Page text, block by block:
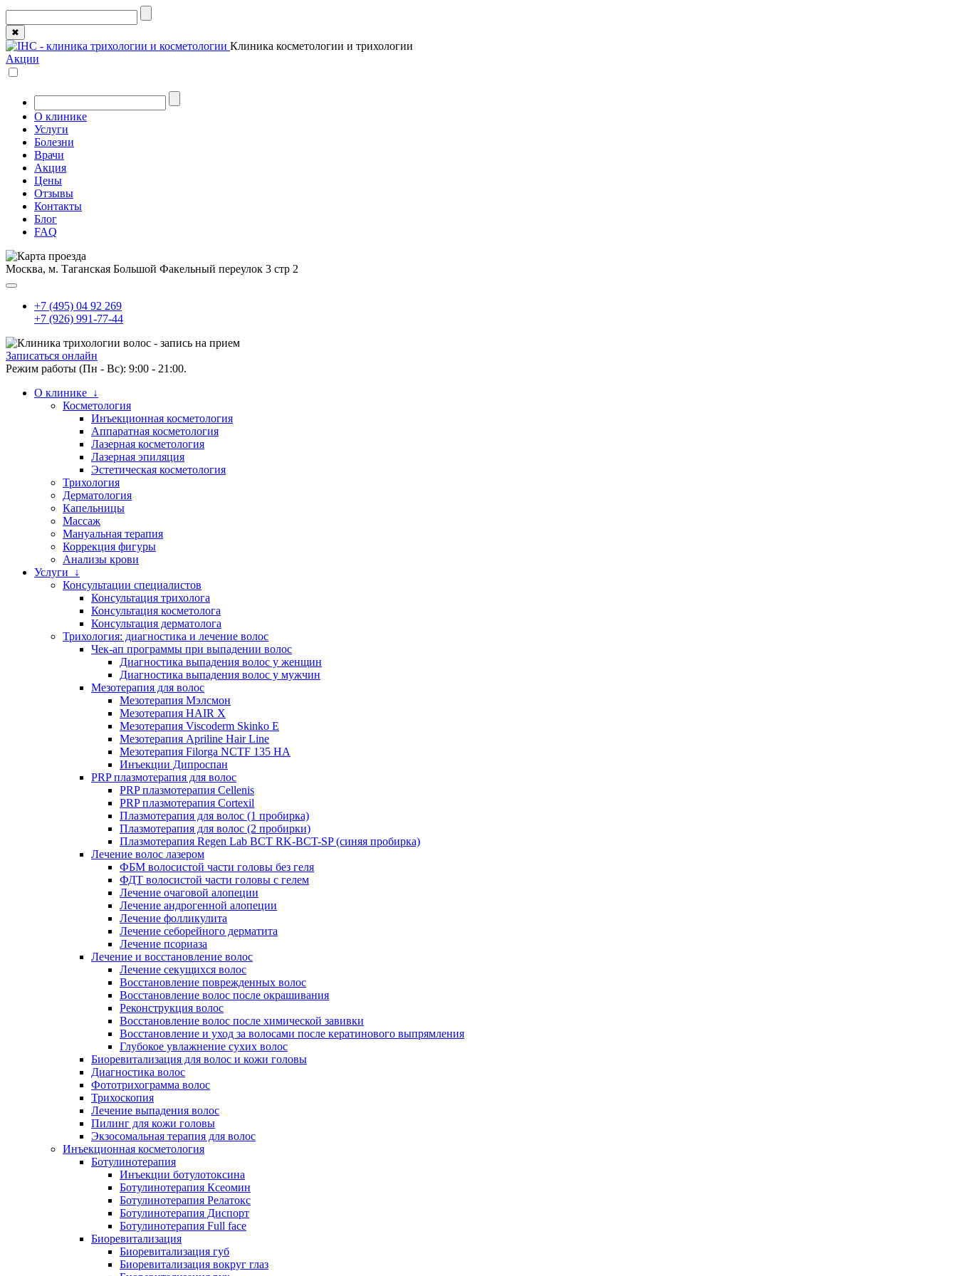
✖
Клиника косметологии и трихологии
Акции
О клинике
Услуги
Болезни
Врачи
Акция
Цены
Отзывы
Контакты
Блог
FAQ
Москва, м. Таганская Большой Факельный переулок 3 стр 2
+7 (495) 04 92 269
+7 (926) 991-77-44
Записаться онлайн
Режим работы (Пн - Вс): 9:00 - 21:00.
О клинике ↓
Косметология
Инъекционная косметология
Аппаратная косметология
Лазерная косметология
Лазерная эпиляция
Эстетическая косметология
Трихология
Дерматология
Капельницы
Массаж
Мануальная терапия
Коррекция фигуры
Анализы крови
Услуги ↓
Консультации специалистов
Консультация трихолога
Консультация косметолога
Консультация дерматолога
Трихология: диагностика и лечение волос
Чек-ап программы при выпадении волос
Диагностика выпадения волос у женщин
Диагностика выпадения волос у мужчин
Мезотерапия для волос
Мезотерапия Мэлсмон
Мезотерапия HAIR X
Мезотерапия Viscoderm Skinko E
Мезотерапия Apriline Hair Line
Мезотерапия Filorga NCTF 135 HA
Инъекции Дипроспан
PRP плазмотерапия для волос
PRP плазмотерапия Cellenis
PRP плазмотерапия Cortexil
Плазмотерапия для волос (1 пробирка)
Плазмотерапия для волос (2 пробирки)
Плазмотерапия Regen Lab BCT RK-BCT-SP (синяя пробирка)
Лечение волос лазером
ФБМ волосистой части головы без геля
ФДТ волосистой части головы с гелем
Лечение очаговой алопеции
Лечение андрогенной алопеции
Лечение фолликулита
Лечение себорейного дерматита
Лечение псориаза
Лечение и восстановление волос
Лечение секущихся волос
Восстановление поврежденных волос
Восстановление волос после окрашивания
Реконструкция волос
Восстановление волос после химической завивки
Восстановление и уход за волосами после кератинового выпрямления
Глубокое увлажнение сухих волос
Биоревитализация для волос и кожи головы
Диагностика волос
Фототрихограмма волос
Трихоскопия
Лечение выпадения волос
Пилинг для кожи головы
Экзосомальная терапия для волос
Инъекционная косметология
Ботулинотерапия
Инъекции ботулотоксина
Ботулинотерапия Ксеомин
Ботулинотерапия Релатокс
Ботулинотерапия Диспорт
Ботулинотерапия Full face
Биоревитализация
Биоревитализация губ
Биоревитализация вокруг глаз